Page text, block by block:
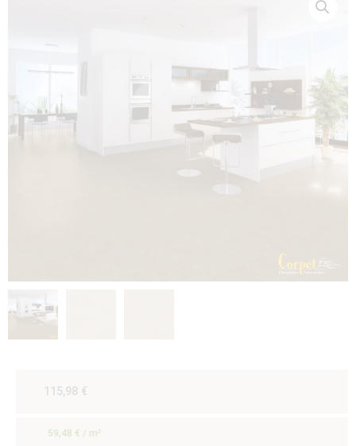
115,98 €
59,48 € / m²